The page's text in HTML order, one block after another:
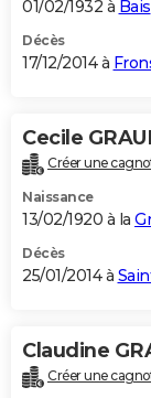
01/02/1932 à Bais
Décès
17/12/2014 à
Cecile
Créer une
Naissance
13/02/1920 à la
Décès
25/01/2014 à
Claudine
Créer une